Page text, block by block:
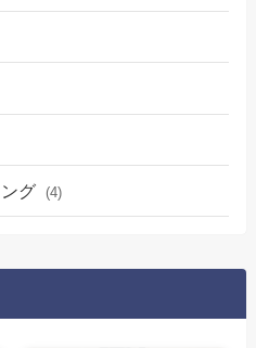
グ (4)